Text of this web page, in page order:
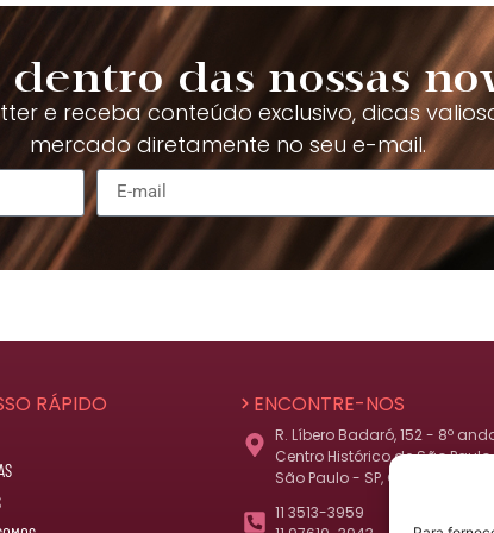
das nossas
e receba conteúdo exclusivo, dicas
mercado diretamente no seu e-mail.
RÁPIDO ENCONTRE-NOS
R. Líbero Badaró, 152 - 8º
Centro Histórico de São Paulo,
São Paulo - SP, CEP 01008-010
11 3513-3959